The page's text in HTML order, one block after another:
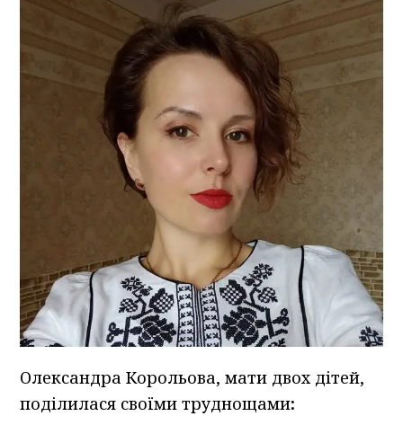
Олександра Корольова, мати двох дітей,
поділилася своїми труднощами: